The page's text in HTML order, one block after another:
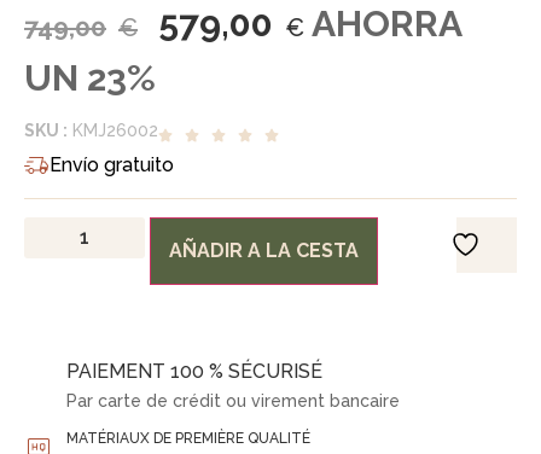
749,00 € 579,00 € AHORRA
UN 23%
SKU : KMJ26002
Envío gratuito
AÑADIR A LA CESTA
PAIEMENT 100 % SÉCURISÉ
Par carte de crédit ou virement bancaire
MATÉRIAUX DE PREMIÈRE QUALITÉ